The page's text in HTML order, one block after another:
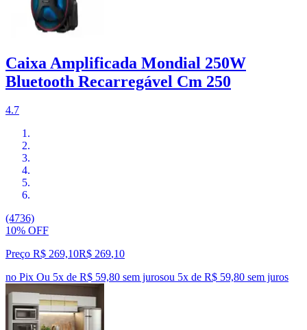
Caixa Amplificada Mondial 250W
Bluetooth Recarregável Cm 250
4.7
(4736)
10% OFF
Preço R$ 269,10R$ 269,10
no Pix Ou 5x de R$ 59,80 sem jurosou 5x de R$ 59,80 sem juros